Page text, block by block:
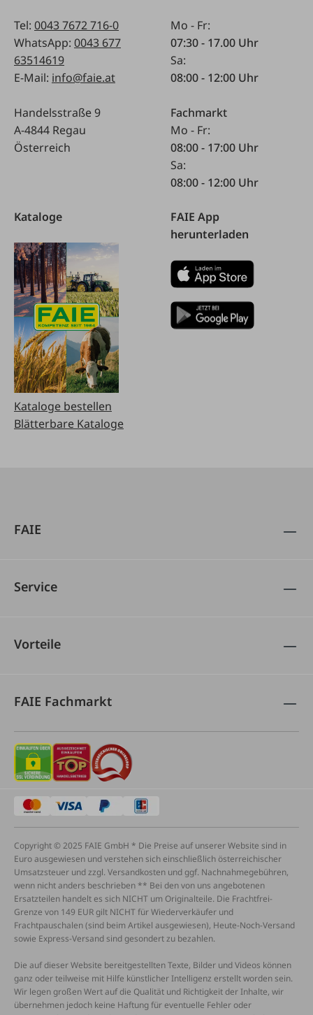
Tel: 0043 7672 716-0
WhatsApp: 0043 677
63514619
E-Mail: info@faie.at
Handelsstraße 9
A-4844 Regau
Österreich
Mo - Fr:
07:30 - 17.00 Uhr
Sa:
08:00 - 12:00 Uhr
Fachmarkt
Mo - Fr:
08:00 - 17:00 Uhr
Sa:
08:00 - 12:00 Uhr
Kataloge
Kataloge bestellen
Blätterbare Kataloge
FAIE App
herunterladen
FAIE
Service
Vorteile
FAIE Fachmarkt
Copyright © 2025 FAIE GmbH * Die Preise auf unserer Website sind in
Euro ausgewiesen und verstehen sich einschließlich österreichischer
Umsatzsteuer und zzgl. Versandkosten und ggf. Nachnahmegebühren,
wenn nicht anders beschrieben ** Bei den von uns angebotenen
Ersatzteilen handelt es sich NICHT um Originalteile. Die Frachtfrei-
Grenze von 149 EUR gilt NICHT für Wiederverkäufer und
Frachtpauschalen (sind beim Artikel ausgewiesen), Heute-Noch-Versand
sowie Express-Versand sind gesondert zu bezahlen.
Die auf dieser Website bereitgestellten Texte, Bilder und Videos können
ganz oder teilweise mit Hilfe künstlicher Intelligenz erstellt worden sein.
Wir legen großen Wert auf die Qualität und Richtigkeit der Inhalte, wir
übernehmen jedoch keine Haftung für eventuelle Fehler oder